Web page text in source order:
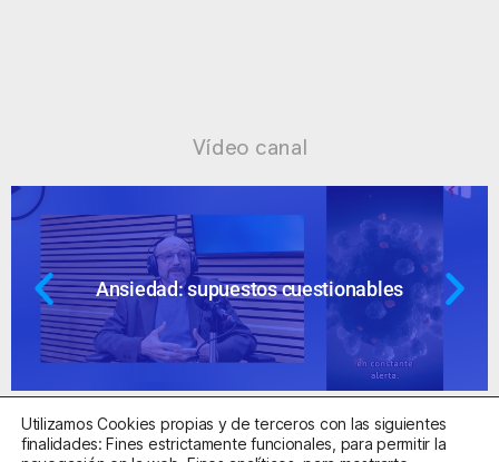
Vídeo canal
Ansiedad: supuestos cuestionables
Utilizamos Cookies propias y de terceros con las siguientes
finalidades: Fines estrictamente funcionales, para permitir la